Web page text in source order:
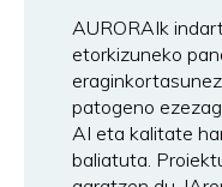
AURORAIk
etorkizuneko
patogeno
AI eta kalitate
baliatuta.